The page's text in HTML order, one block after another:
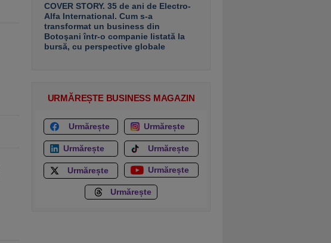
COVER STORY. 35 de ani de Electro-
Alfa International. Cum s-a
transformat un business din
Botoşani într-o companie listată la
bursă, cu perspective globale
URMĂREȘTE BUSINESS MAGAZIN
Urmărește Urmărește
Urmărește Urmărește
Urmărește Urmărește
Urmărește